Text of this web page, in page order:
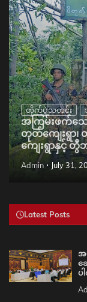
တိုက်ပွဲသတင်း
အကြမ်းဖက်သေ
တုတ်ကျေးရွာ၊
ကျေးရွာနှင့်
Admin July 31,
Latest Posts
အ
ဆ
ပ